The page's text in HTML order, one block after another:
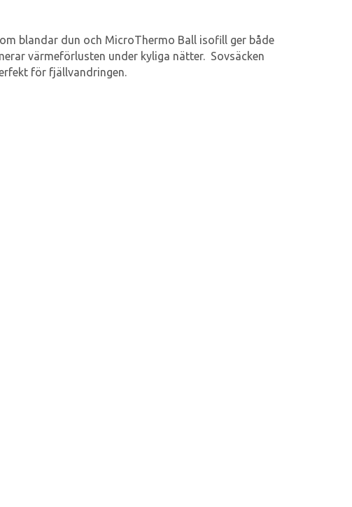
blandar dun och MicroThermo Ball isofill ger både
värmeförlusten under kyliga nätter. Sovsäcken
för fjällvandringen.